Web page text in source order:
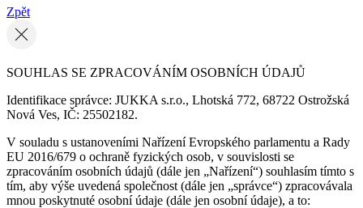
Zpět
SOUHLAS SE ZPRACOVÁNÍM OSOBNÍCH ÚDAJŮ
Identifikace správce: JUKKA s.r.o., Lhotská 772, 68722 Ostrožská
Nová Ves, IČ: 25502182.
V souladu s ustanoveními Nařízení Evropského parlamentu a Rady
EU 2016/679 o ochraně fyzických osob, v souvislosti se
zpracováním osobních údajů (dále jen „Nařízení“) souhlasím tímto s
tím, aby výše uvedená společnost (dále jen „správce“) zpracovávala
mnou poskytnuté osobní údaje (dále jen osobní údaje), a to: